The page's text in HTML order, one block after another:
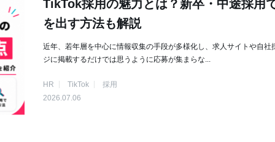
TikTok採用の魅力とは？新卒・中途採用
を出す方法も解説
近年、若年層を中心に情報収集の手段が多様化し、求人サイトや自社
ジに掲載するだけでは思うように応募が集まらな...
HR TikTok
採用
2026.07.06